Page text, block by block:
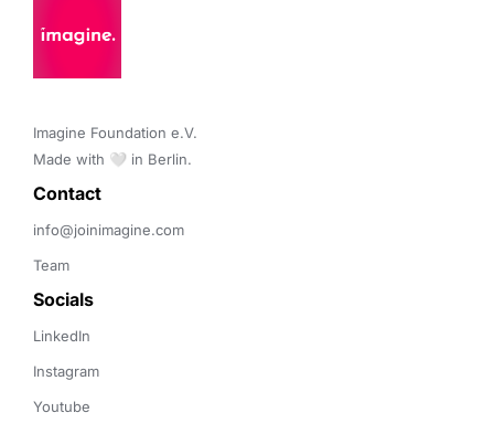
Imagine Foundation e.V.
Made with 🤍 in Berlin.
Contact
info@joinimagine.com
Team
Socials
LinkedIn
Instagram
Youtube